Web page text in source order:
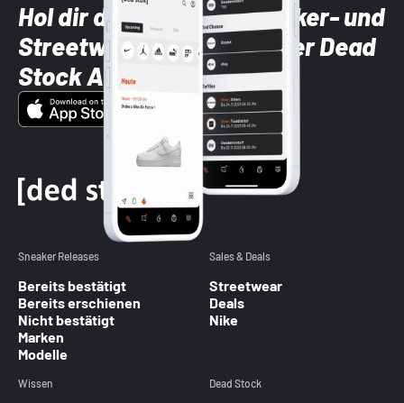
Hol dir die neuesten Sneaker- und
Streetwear-Brands mit der Dead
Stock App
Sneaker Releases
Bereits bestätigt
Bereits erschienen
Nicht bestätigt
Marken
Modelle
Sales & Deals
Streetwear
Deals
Nike
Wissen Dead Stock